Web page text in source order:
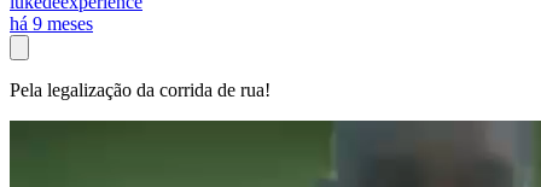
há 9 meses
Pela legalização da corrida de rua!